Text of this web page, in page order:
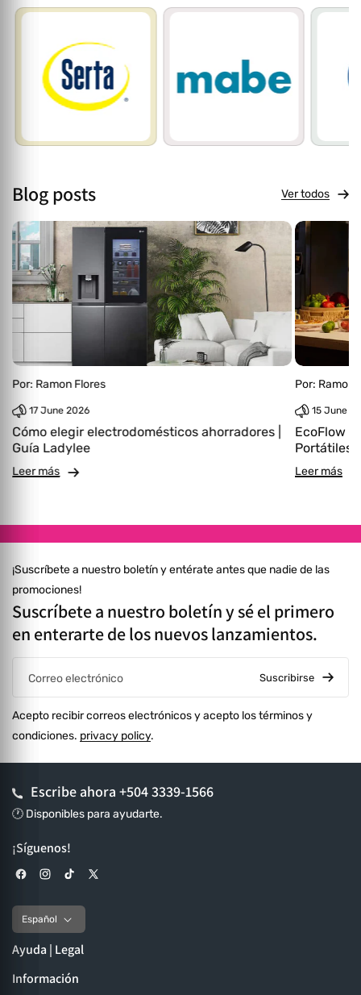
Blog posts Ver todos
Por: Ramon Flores
17 June 2026
Cómo elegir electrodomésticos ahorradores |
Guía Ladylee
Leer más
Por: Ramon
15 June
EcoFlow |
Portátiles
Leer más
¡Suscríbete a nuestro boletín y entérate antes que nadie de las
promociones!
Suscríbete a nuestro boletín y sé el primero
en enterarte de los nuevos lanzamientos.
Correo electrónico Suscribirse
Acepto recibir correos electrónicos y acepto los términos y
condiciones. privacy policy.
Escribe ahora +504 3339-1566
🕐 Disponibles para ayudarte.
¡Síguenos!
Español
Ayuda | Legal
Información